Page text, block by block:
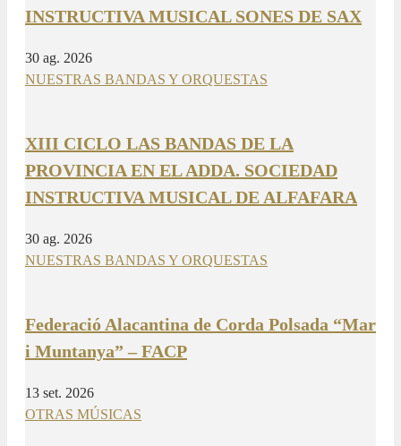
INSTRUCTIVA MUSICAL SONES DE SAX
30 ag. 2026
NUESTRAS BANDAS Y ORQUESTAS
XIII CICLO LAS BANDAS DE LA
PROVINCIA EN EL ADDA. SOCIEDAD
INSTRUCTIVA MUSICAL DE ALFAFARA
30 ag. 2026
NUESTRAS BANDAS Y ORQUESTAS
Federació Alacantina de Corda Polsada “Mar
i Muntanya” – FACP
13 set. 2026
OTRAS MÚSICAS